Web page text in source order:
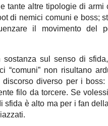
tante altre tipologie di armi
di nemici comuni e boss;
il movimento del
sul senso di
“comuni” non risultano
discorso diverso per i
filo da torcere. Se
sfida è alto ma per i fan